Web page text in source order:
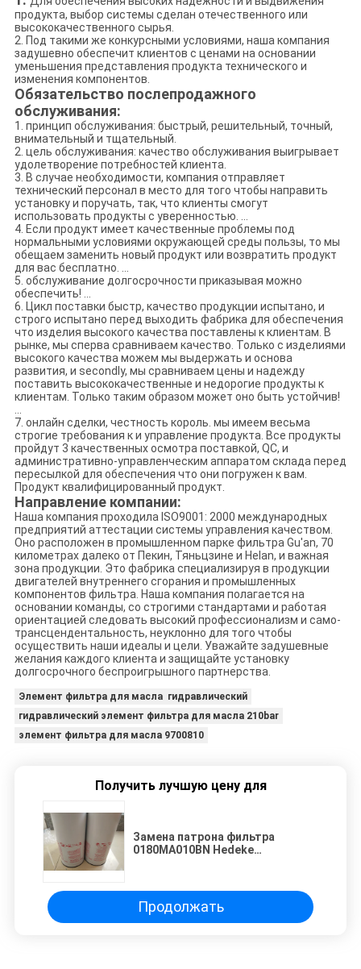
продукта, выбор системы сделан отечественного или
высококачественного сырья.
2. Под такими же конкурсными условиями, наша компания
задушевно обеспечит клиентов с ценами на основании
уменьшения представления продукта технического и
изменения компонентов.
Обязательство послепродажного
обслуживания:
1. принцип обслуживания: быстрый, решительный, точный,
внимательный и тщательный.
2. цель обслуживания: качество обслуживания выигрывает
удолетворение потребностей клиента.
3. В случае необходимости, компания отправляет
технический персонал в место для того чтобы направить
установку и поручать, так, что клиенты смогут
использовать продукты с уверенностью. …
4. Если продукт имеет качественные проблемы под
нормальными условиями окружающей среды пользы, то мы
обещаем заменить новый продукт или возвратить продукт
для вас бесплатно. …
5. обслуживание долгосрочности приказывая можно
обеспечить! …
6. Цикл поставки быстр, качество продукции испытано, и
строго испытано перед выходить фабрика для обеспечения
что изделия высокого качества поставлены к клиентам. В
рынке, мы сперва сравниваем качество. Только с изделиями
высокого качества можем мы выдержать и основа
развития, и secondly, мы сравниваем цены и надежду
поставить высококачественные и недорогие продукты к
клиентам. Только таким образом может оно быть устойчив!
7. онлайн сделки, честность король. мы имеем весьма
строгие требования к и управление продукта. Все продукты
пройдут 3 качественных осмотра поставкой, QC, и
административно-управленческим аппаратом склада перед
пересылкой для обеспечения что они погружен к вам.
Продукт квалифицированный продукт.
Направление компании:
Наша компания проходила ISO9001: 2000 международных
предприятий аттестации системы управления качеством.
Оно расположен в промышленном парке фильтра Gu'an, 70
километрах далеко от Пекин, Тяньцзине и Helan, и важная
зона продукции. Это фабрика специализируя в продукции
двигателей внутреннего сгорания и промышленных
компонентов фильтра. Наша компания полагается на
основании команды, со строгими стандартами и работая
ориентацией следовать высокий профессионализм и само-
трансцендентальность, неуклонно для того чтобы
осуществить наши идеалы и цели. Уважайте задушевные
желания каждого клиента и защищайте установку
долгосрочного беспроигрышного партнерства.
Элемент фильтра для масла гидравлический
гидравлический элемент фильтра для масла 210bar
элемент фильтра для масла 9700810
Получить лучшую цену для
Замена патрона фильтра
0180MA010BN Hedeke
Продолжать